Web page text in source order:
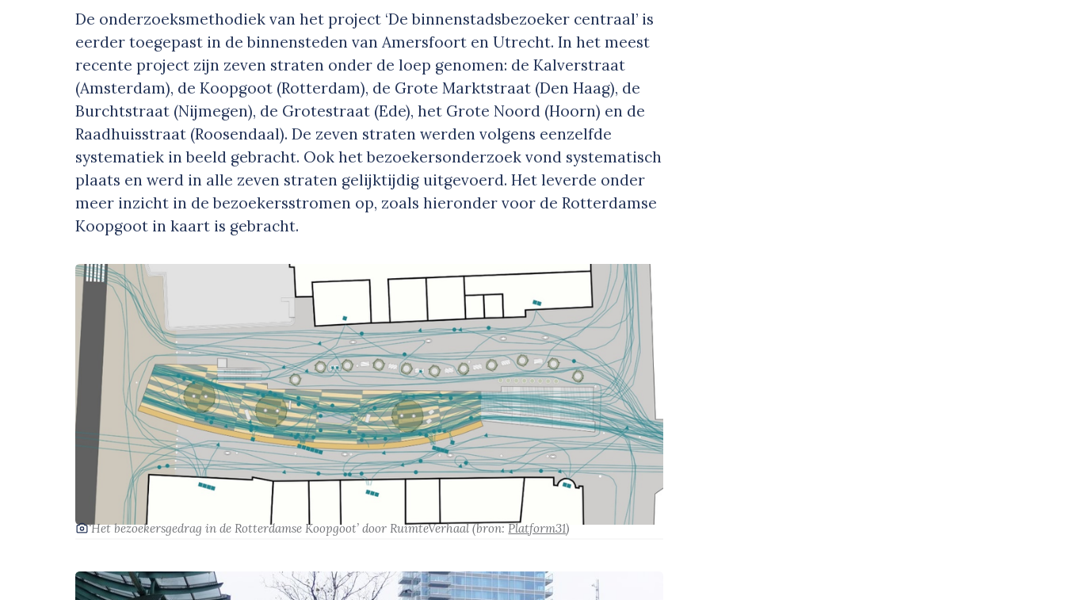
De onderzoeksmethodiek van het project ‘De binnenstadsbezoeker centraal’ is
eerder toegepast in de binnensteden van Amersfoort en Utrecht. In het meest
recente project zijn zeven straten onder de loep genomen: de Kalverstraat
(Amsterdam), de Koopgoot (Rotterdam), de Grote Marktstraat (Den Haag), de
Burchtstraat (Nijmegen), de Grotestraat (Ede), het Grote Noord (Hoorn) en de
Raadhuisstraat (Roosendaal). De zeven straten werden volgens eenzelfde
systematiek in beeld gebracht. Ook het bezoekersonderzoek vond systematisch
plaats en werd in alle zeven straten gelijktijdig uitgevoerd. Het leverde onder
meer inzicht in de bezoekersstromen op, zoals hieronder voor de Rotterdamse
Koopgoot in kaart is gebracht.
‘Het bezoekersgedrag in de Rotterdamse Koopgoot’door RuimteVerhaal(bron:Platform31)